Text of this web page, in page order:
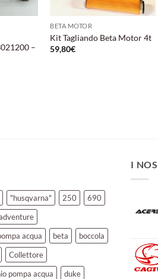
–
BETA MOTOR
Kit Tagliando Beta Motor 4t
59,80€
"husqvarna" 250
690
acqua
beta
boccola
Collettore
pompa acqua
duke
I